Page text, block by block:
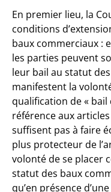
En premier lieu, la
conditions
baux commerciaux :
les parties peuvent
leur bail au statut
manifestent la
qualification de «
référence aux
suffisent pas à faire
plus protecteur de
volonté de se placer
statut des baux
qu’en présence